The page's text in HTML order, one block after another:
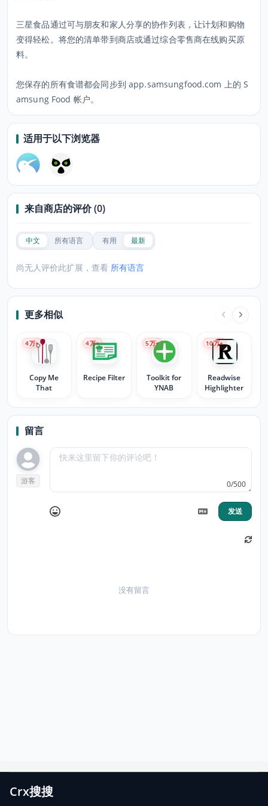
三星食品通过可与朋友和家人分享的协作列表，让计划和购物
变得轻松。将您的清单带到商店或通过综合零售商在线购买原
料。
您保存的所有食谱都会同步到 app.samsungfood.com 上的 S
amsung Food 帐户。
适用于以下浏览器
来自商店的评价 (0)
中文 所有语言 有用 最新
尚无人评价此扩展，查看 所有语言
更多相似
Copy Me
That
4万+
Recipe Filter
4万+
Toolkit for
YNAB
5万+
Readwise
Highlighter
10万+
留言
游客 0/500
发送
没有留言
Crx搜搜